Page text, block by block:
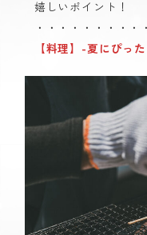
嬉しいポイント！
・・・・・・・・・
【料理】-夏にぴっ